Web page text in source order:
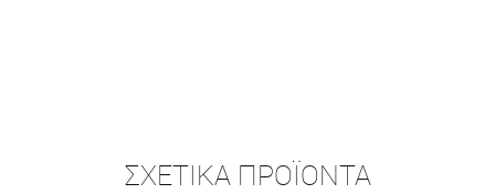
ΣΧΕΤΙΚΆ ΠΡΟΪΌΝΤΑ